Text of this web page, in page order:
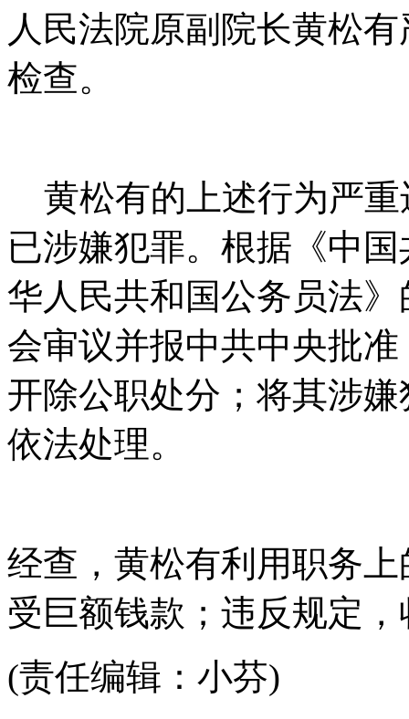
人民法院原副院长黄松
检查。
黄松有的上述行为严重
已涉嫌犯罪。根据《中
华人民共和国公务员法
会审议并报中共中央批
开除公职处分；将其涉
依法处理。
经查，黄松有利用职务
受巨额钱款；违反规定
(责任编辑：小芬)